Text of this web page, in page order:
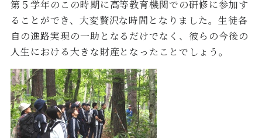
第５学年のこの時期に高等教育機関での研修に参加す
ることができ、大変贅沢な時間となりました。生徒各
自の進路実現の一助となるだけでなく、彼らの今後の
人生における大きな財産となったことでしょう。